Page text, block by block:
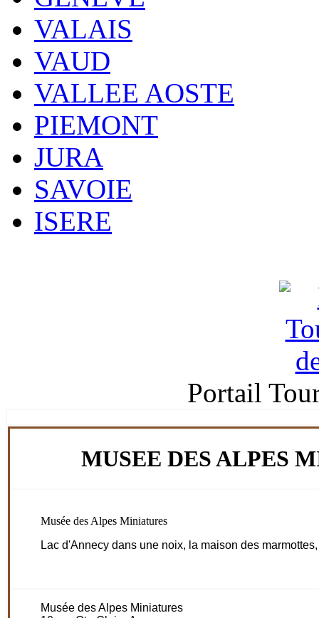
VALAIS
VAUD
VALLEE AOSTE
PIEMONT
JURA
SAVOIE
ISERE
Portail
MUSEE DES ALPES
Musée des Alpes Miniatures
Lac d'Annecy dans une noix, la maison des
Musée des Alpes Miniatures